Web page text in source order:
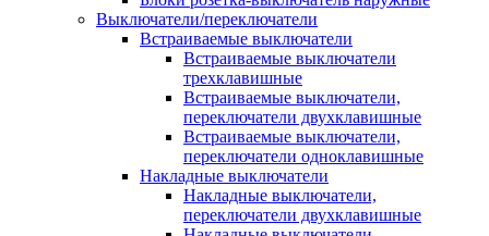
Выключатели/переключатели
Встраиваемые выключатели
Встраиваемые выключатели
трехклавишные
Встраиваемые выключатели,
переключатели двухклавишные
Встраиваемые выключатели,
переключатели одноклавишные
Накладные выключатели
Накладные выключатели,
переключатели двухклавишные